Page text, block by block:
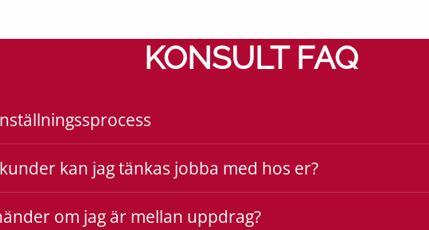
KONSULT FAQ
kan jag tänkas jobba med hos er?
om jag är mellan uppdrag?